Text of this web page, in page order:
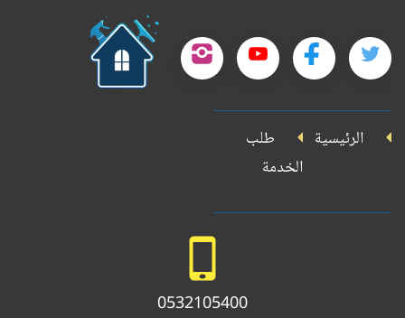
تابعنا
تويتر
تابعنا
فيسبوك
تابعنا
تابعنا
الرئيسية
طلب
الخدمة
0532105400